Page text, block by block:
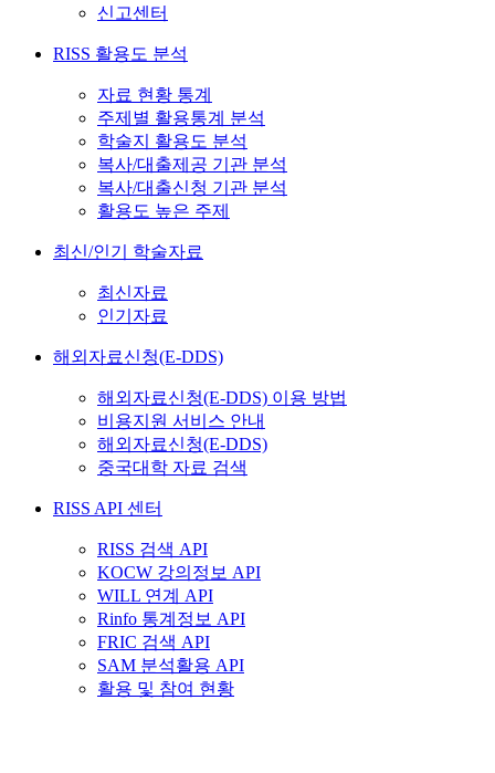
신고센터
RISS 활용도 분석
자료 현황 통계
주제별 활용통계 분석
학술지 활용도 분석
복사/대출제공 기관 분석
복사/대출신청 기관 분석
활용도 높은 주제
최신/인기 학술자료
최신자료
인기자료
해외자료신청(E-DDS)
해외자료신청(E-DDS) 이용 방법
비용지원 서비스 안내
해외자료신청(E-DDS)
중국대학 자료 검색
RISS API 센터
RISS 검색 API
KOCW 강의정보 API
WILL 연계 API
Rinfo 통계정보 API
FRIC 검색 API
SAM 분석활용 API
활용 및 참여 현황